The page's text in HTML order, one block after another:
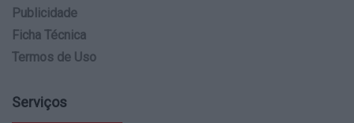
Publicidade
Ficha Técnica
Termos de Uso
Serviços